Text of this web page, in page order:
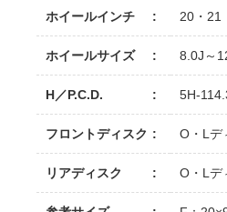
ホイールインチ 20・21
ホイールサイズ 8.0J～
H／P.C.D. 5H-
フロントディスク O・Lデ
リアディスク O・Lデ